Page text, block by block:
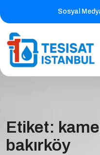
Sosyal
Etiket:
bakırköy